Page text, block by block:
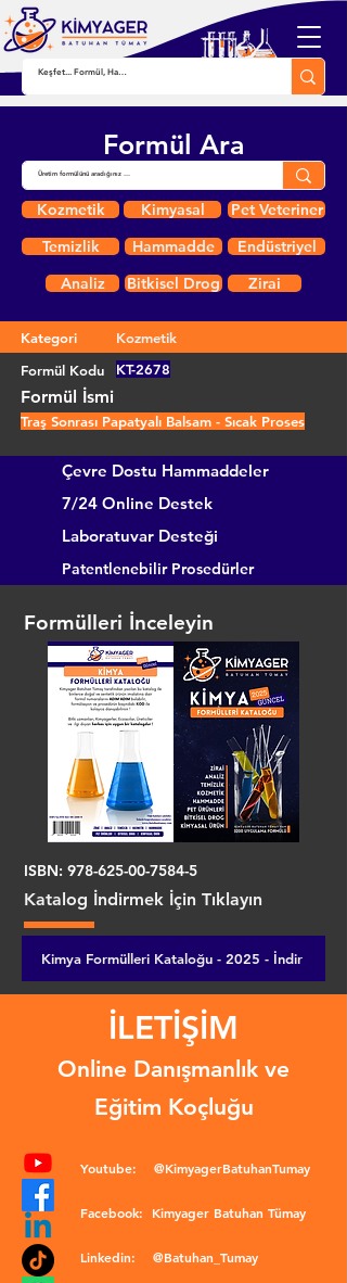
Formül Ara
Kozmetik Kimyasal
Pet Veteriner
Temizlik
Hammadde
Endüstriyel
Analiz
Bitkisel Drog Zirai
Kategori
Kozmetik
Formül Kodu
KT-2678
Formül İsmi
Traş Sonrası Papatyalı Balsam - Sıcak Proses
Çevre Dostu Hammaddeler
7/24 Online Destek
Laboratuvar Desteği
Patentlenebilir Prosedürler
Formülleri İnceleyin
ISBN: 978-625-00-7584-5
Katalog İndirmek İçin Tıklayın
Kimya Formülleri Kataloğu - 2025 - İndir
İLETİŞİM
Online Danışmanlık ve
Eğitim Koçluğu
Youtube: @KimyagerBatuhanTumay
Facebook: Kimyager Batuhan Tümay
Linkedin: @Batuhan_Tumay